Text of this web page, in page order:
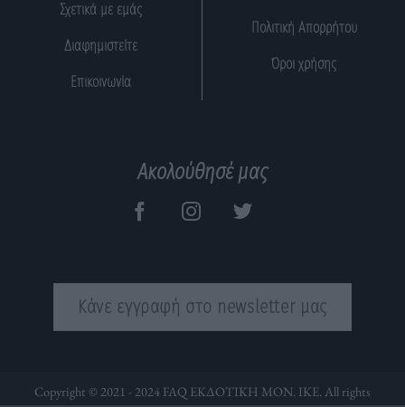
Σχετικά με εμάς
Διαφημιστείτε
Επικοινωνία
Πολιτική Απορρήτου
Όροι χρήσης
Ακολούθησέ μας
Κάνε εγγραφή στο newsletter μας
Copyright © 2021 - 2024 FAQ ΕΚΔΟΤΙΚΗ ΜΟΝ. ΙΚΕ. All rights